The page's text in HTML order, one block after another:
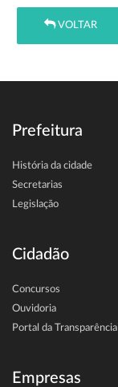
VOLTAR
Prefeitura
História da cidade
Secretarias
Legislação
Cidadão
Concursos
Ouvidoria
Portal da Transparência
Empresas